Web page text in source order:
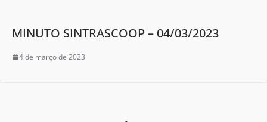
MINUTO SINTRASCOOP – 04/03/2023
4 de março de 2023